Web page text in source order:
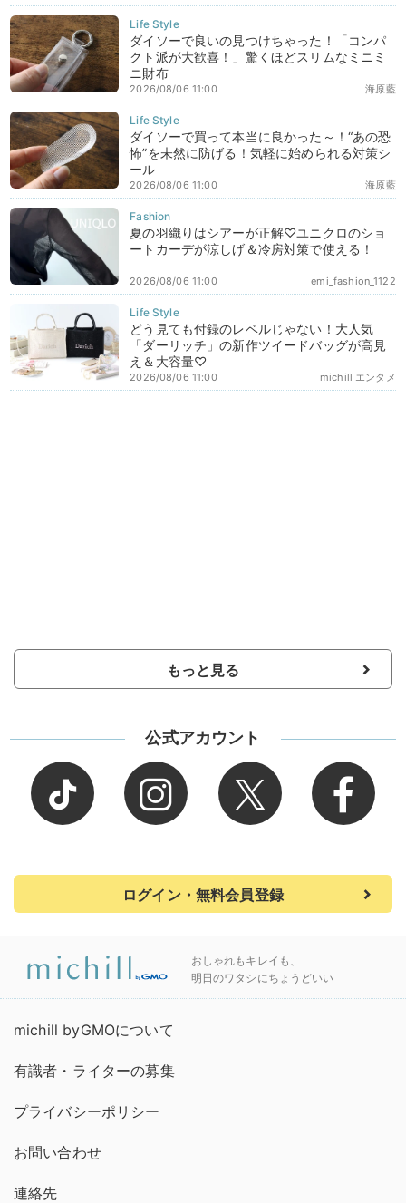
ダイソーで良いの見つけちゃった！「コンパ
クト派が大歓喜！」驚くほどスリムなミニミ
ニ財布
海原藍
2026/08/06 11:00
ダイソーで買って本当に良かった～！“あの恐
怖”を未然に防げる！気軽に始められる対策シ
ール
海原藍
2026/08/06 11:00
夏の羽織りはシアーが正解♡ユニクロのショ
ートカーデが涼しげ＆冷房対策で使える！
emi_fashion_1122
2026/08/06 11:00
どう見ても付録のレベルじゃない！大人気
「ダーリッチ」の新作ツイードバッグが高見
え＆大容量♡
michill エンタメ
2026/08/06 11:00
もっと見る
公式アカウント
ログイン・無料会員登録
おしゃれもキレイも、
明日のワタシにちょうどいい
michill byGMOについて
有識者・ライターの募集
プライバシーポリシー
お問い合わせ
連絡先